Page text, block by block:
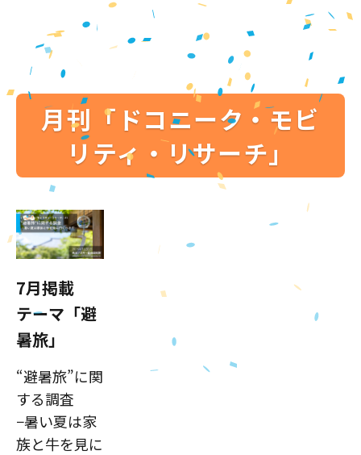
月刊「ドコニーク・モビ
リティ・リサーチ」
7月掲載
テーマ「避
暑旅」
“避暑旅”に関
する調査
−暑い夏は家
族と牛を見に